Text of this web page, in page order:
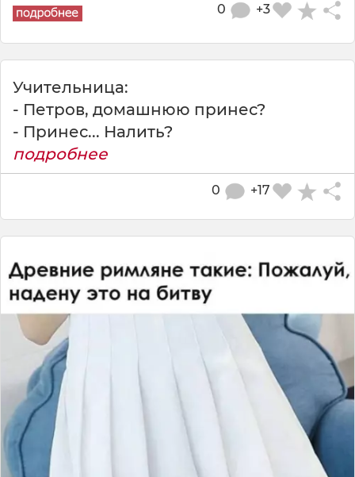
+3
0
Учительница:
- Петров, домашнюю принес?
- Принес... Налить?
подробнее
+17
0